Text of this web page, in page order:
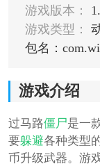
游戏版本：
游戏类型：
游戏介绍
过马路僵尸是一
要躲避各种类型
币升级武器。游